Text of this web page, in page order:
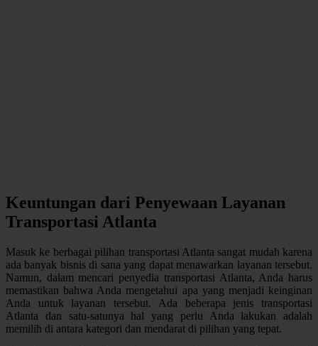
Keuntungan dari Penyewaan Layanan
Transportasi Atlanta
Masuk ke berbagai pilihan transportasi Atlanta sangat mudah karena
ada banyak bisnis di sana yang dapat menawarkan layanan tersebut.
Namun, dalam mencari penyedia transportasi Atlanta, Anda harus
memastikan bahwa Anda mengetahui apa yang menjadi keinginan
Anda untuk layanan tersebut. Ada beberapa jenis transportasi
Atlanta dan satu-satunya hal yang perlu Anda lakukan adalah
memilih di antara kategori dan mendarat di pilihan yang tepat.